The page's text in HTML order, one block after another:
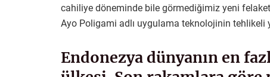
cahiliye döneminde bile görmediğimiz yeni
Ayo Poligami adlı uygulama teknolojinin tehlikeli
Endonezya dünyanın en